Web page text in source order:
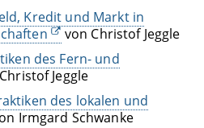
Kredit und Markt in
von Christof Jeggle
des Fern- und
Jeggle
des lokalen und
Irmgard Schwanke